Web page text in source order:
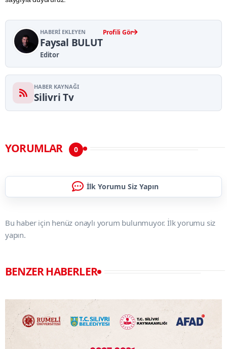
HABERI EKLEYEN
Faysal BULUT
Editor
Profili Gör
HABER KAYNAĞI
Silivri Tv
YORUMLAR 0
İlk Yorumu Siz Yapın
Bu haber için henüz onaylı yorum bulunmuyor. İlk yorumu siz
yapın.
BENZER HABERLER